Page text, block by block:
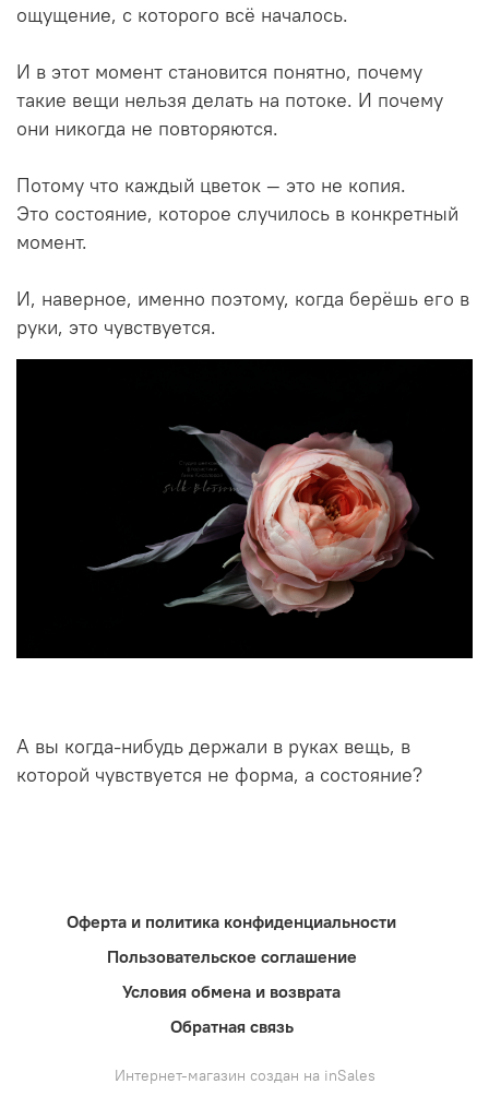
ощущение, с которого всё началось.
И в этот момент становится понятно, почему
такие вещи нельзя делать на потоке. И почему
они никогда не повторяются.
Потому что каждый цветок — это не копия.
Это состояние, которое случилось в конкретный
момент.
И, наверное, именно поэтому, когда берёшь его в
руки, это чувствуется.
А вы когда-нибудь держали в руках вещь, в
которой чувствуется не форма, а состояние?
Оферта и политика конфиденциальности
Пользовательское соглашение
Условия обмена и возврата
Обратная связь
Интернет-магазин создан на inSales